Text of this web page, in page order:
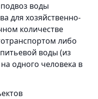
воды
для хозяйственно-
количестве
либо
воды (из
одного человека в